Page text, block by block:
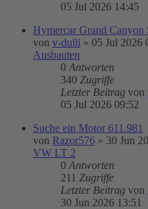
05 Jul 2026 14:45
Hymercar Grand Canyon
von v-dulli » 05 Jul 2026
Ausbauten
0 Antworten
340 Zugriffe
Letzter Beitrag von
05 Jul 2026 09:52
Suche ein Motor 611.981
von Razor576 » 30 Jun
VW LT 2
0 Antworten
211 Zugriffe
Letzter Beitrag von
30 Jun 2026 13:51